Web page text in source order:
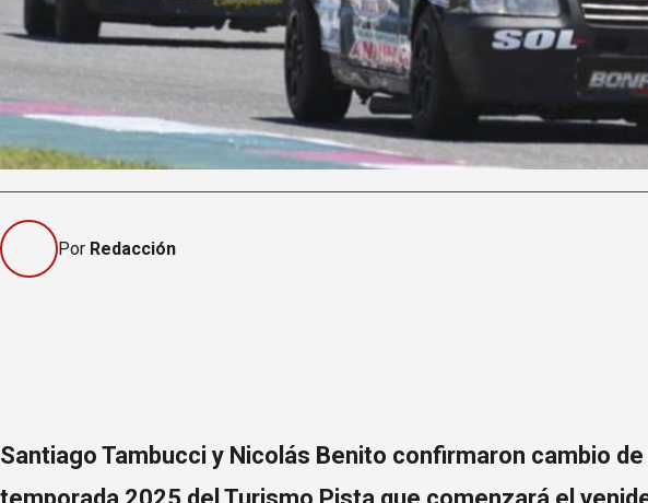
Por Redacción
Santiago Tambucci y Nicolás Benito confirmaron cambio